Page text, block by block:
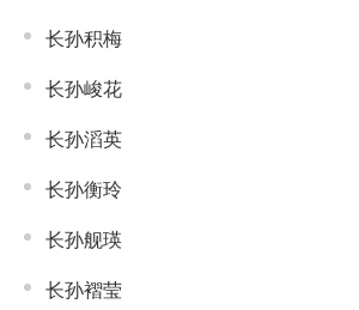
长孙积梅
长孙峻花
长孙滔英
长孙衡玲
长孙舰瑛
长孙褶莹